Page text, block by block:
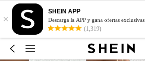
×
SHEIN APP
Descarga la APP y gana ofertas exclusivas
(1,319)